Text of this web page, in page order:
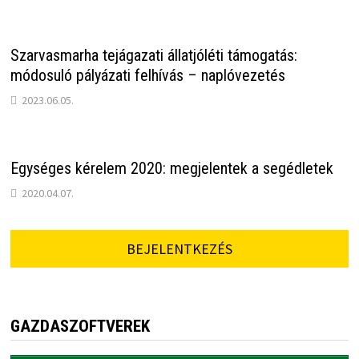
Szarvasmarha tejágazati állatjóléti támogatás:
módosuló pályázati felhívás – naplóvezetés
2023.06.05.
Egységes kérelem 2020: megjelentek a segédletek
2020.04.07.
BEJELENTKEZÉS
GAZDASZOFTVEREK